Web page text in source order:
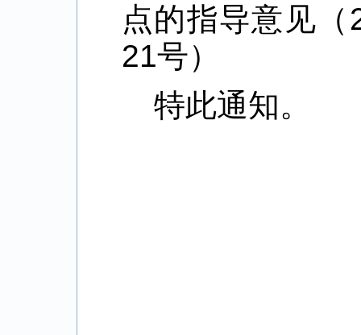
点的指导意见
21号）
特此通知。